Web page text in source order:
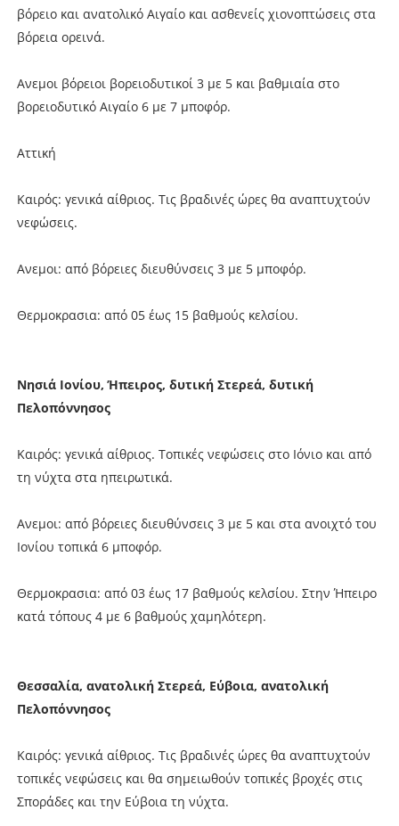
βόρειο και ανατολικό Αιγαίο και ασθενείς χιονοπτώσεις στα
βόρεια ορεινά.
Ανεμοι βόρειοι βορειοδυτικοί 3 με 5 και βαθμιαία στο
βορειοδυτικό Αιγαίο 6 με 7 μποφόρ.
Αττική
Καιρός: γενικά αίθριος. Τις βραδινές ώρες θα αναπτυχτούν
νεφώσεις.
Ανεμοι: από βόρειες διευθύνσεις 3 με 5 μποφόρ.
Θερμοκρασια: από 05 έως 15 βαθμούς κελσίου.
Νησιά Ιονίου, Ήπειρος, δυτική Στερεά, δυτική
Πελοπόννησος
Καιρός: γενικά αίθριος. Τοπικές νεφώσεις στο Ιόνιο και από
τη νύχτα στα ηπειρωτικά.
Ανεμοι: από βόρειες διευθύνσεις 3 με 5 και στα ανοιχτό του
Ιονίου τοπικά 6 μποφόρ.
Θερμοκρασια: από 03 έως 17 βαθμούς κελσίου. Στην Ήπειρο
κατά τόπους 4 με 6 βαθμούς χαμηλότερη.
Θεσσαλία, ανατολική Στερεά, Εύβοια, ανατολική
Πελοπόννησος
Καιρός: γενικά αίθριος. Τις βραδινές ώρες θα αναπτυχτούν
τοπικές νεφώσεις και θα σημειωθούν τοπικές βροχές στις
Σποράδες και την Εύβοια τη νύχτα.